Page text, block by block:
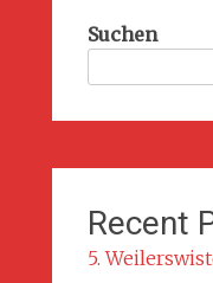
Suchen
Recent
5.